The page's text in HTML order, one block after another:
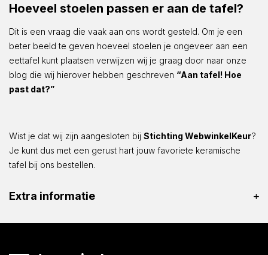
Hoeveel stoelen passen er aan de tafel?
Dit is een vraag die vaak aan ons wordt gesteld. Om je een
beter beeld te geven hoeveel stoelen je ongeveer aan een
eettafel kunt plaatsen verwijzen wij je graag door naar onze
blog die wij hierover hebben geschreven “Aan tafel! Hoe
past dat?”
Wist je dat wij zijn aangesloten bij Stichting WebwinkelKeur?
Je kunt dus met een gerust hart jouw favoriete keramische
tafel bij ons bestellen.
Extra informatie